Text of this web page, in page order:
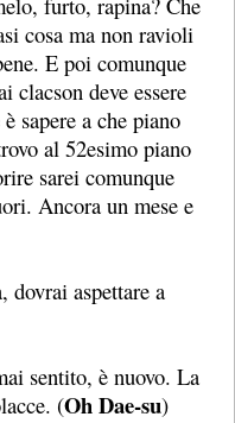
cosa ma non ravioli
E poi comunque
clacson deve essere
sapere a che piano
al 52esimo piano
sarei comunque
Ancora un mese e
aspettare a
sentito, è nuovo. La
(Oh Dae-su)